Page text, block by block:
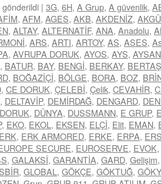
| 3G, 6H, A Grup, A güvenlik,
, AFM, AGES, AKB, AKDENİZ,
, ALTAY, ALTERNATİF, ANA, Anadolu,
, ARS, ARTI, ARTOY, AS, ASES,
, AVRUPA DORUK, AYOS, AYS, AYSAN
, BATUR, BAY, BENGİ, BERKAY, BERTAŞ
, BOĞAZİÇİ, BÖLGE, BORA, BOZ,
, CE DORUK, ÇELEBİ, Çelik, CEVAHİR,
, DELTAVİP, DEMİRDAĞ, DENGARD,
DORUK, DÜNYA, DUSSMANN, E GRUP,
, EKO, EKOL , EKSEN, ELÇİ, Elit, EMAN,
ERK, ERK ARMORED, ERKE, ERPA,
SECURE, EUROSERVE, EVOK,
, GALAKSİ, GARANTİA, GARD, Gelişim
, GLOBAL , GÖKÇE, GÖKTUĞ,